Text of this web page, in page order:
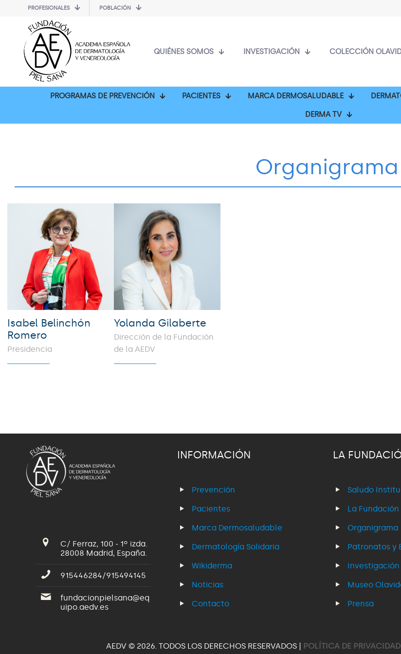
PROFESIONALES POBLACIÓN
QUIÉNES SOMOS INVESTIGACIÓN COLECCIÓN
PROGRAMAS DE PREVENCIÓN PACIENTES MARCA DERMOSALUDABLE
DERMA TV
Organigrama
Isabel Belinchón
Romero
Presidencia
Yolanda Gilaberte
Dirección de la Fundación
de la AEDV
C/ Ferraz, 100 - 1º izda.
28008 Madrid, España.
915446284/915494145
fundacionpielsana@eq
uipo.aedv.es
INFORMACIÓN
Prevención
Pacientes
Marca Dermosaludable
Dermatología Solidaria
Wikiderma
Noticias
Contacto
LA
Saludo
La Fundación
Organigrama
Patronatos y
Investigación
Museo
Prensa
AEDV © 2026. TODOS LOS DERECHOS RESERVADOS | POLÍTICA DE PRIVACIDAD